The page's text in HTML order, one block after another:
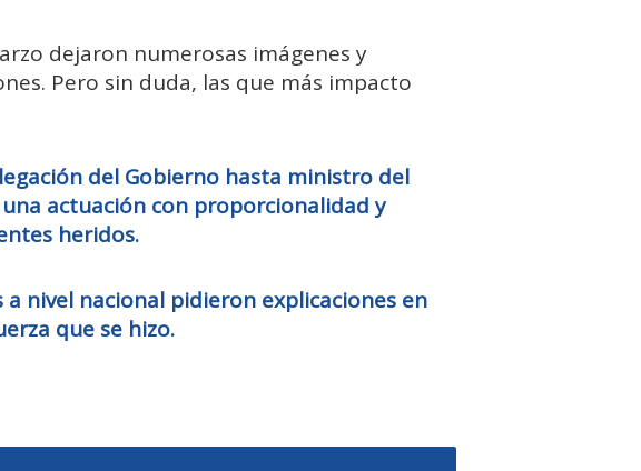
dejaron numerosas imágenes y
Pero sin duda, las que más impacto
del Gobierno hasta ministro del
actuación con proporcionalidad y
heridos.
nivel nacional pidieron explicaciones en
que se hizo.